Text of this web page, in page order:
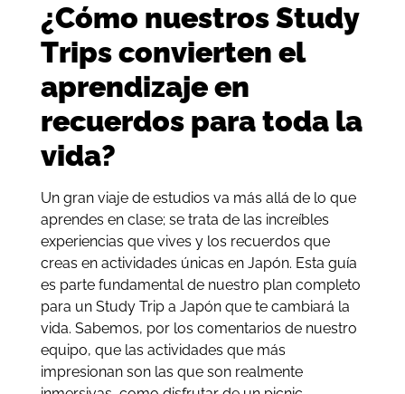
¿Cómo nuestros Study
Trips convierten el
aprendizaje en
recuerdos para toda la
vida?
Un gran viaje de estudios va más allá de lo que
aprendes en clase; se trata de las increíbles
experiencias que vives y los recuerdos que
creas en actividades únicas en Japón. Esta guía
es parte fundamental de nuestro plan completo
para un Study Trip a Japón que te cambiará la
vida. Sabemos, por los comentarios de nuestro
equipo, que las actividades que más
impresionan son las que son realmente